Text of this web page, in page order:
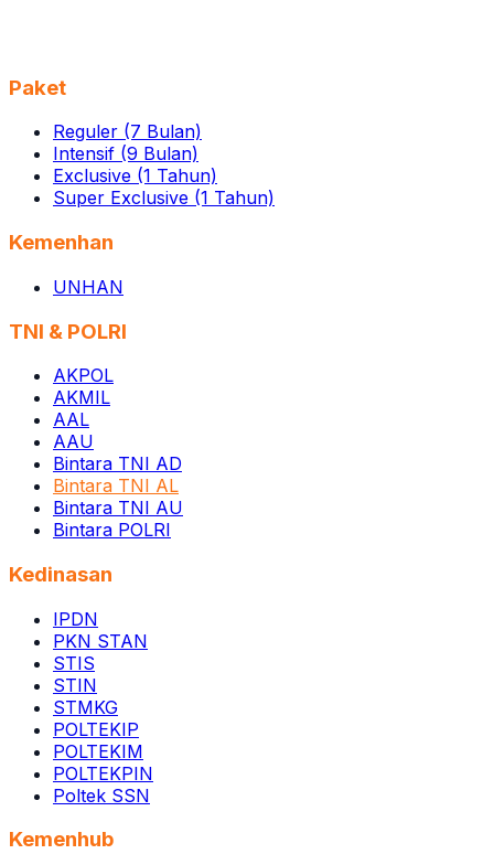
Paket
Reguler (7 Bulan)
Intensif (9 Bulan)
Exclusive (1 Tahun)
Super Exclusive (1 Tahun)
Kemenhan
UNHAN
TNI & POLRI
AKPOL
AKMIL
AAL
AAU
Bintara TNI AD
Bintara TNI AL
Bintara TNI AU
Bintara POLRI
Kedinasan
IPDN
PKN STAN
STIS
STIN
STMKG
POLTEKIP
POLTEKIM
POLTEKPIN
Poltek SSN
Kemenhub